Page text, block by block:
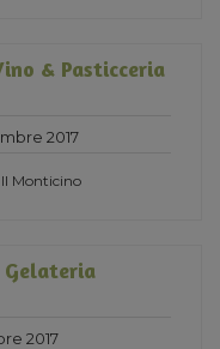
& Pasticceria
2017
Monticino
Gelateria
2017